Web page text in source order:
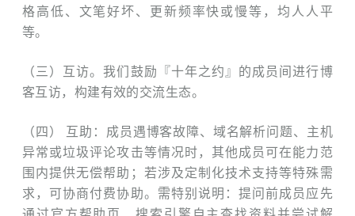
格高低、文笔好坏、更新频率快或慢等，均人人平
等。
（三）互访。我们鼓励『十年之约』的成员间进行博
客互访，构建有效的交流生态。
（四） 互助：成员遇博客故障、域名解析问题、主机
异常或垃圾评论攻击等情况时，其他成员可在能力范
围内提供无偿帮助；若涉及定制化技术支持等特殊需
求，可协商付费协助。需特别说明：提问前成员应先